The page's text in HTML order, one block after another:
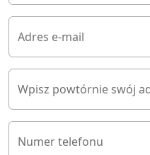
Adres e-mail
Wpisz powtórnie swój
Numer telefonu